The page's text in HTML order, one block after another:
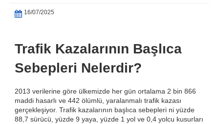
16/07/2025
Trafik Kazalarının Başlıca
Sebepleri Nelerdir?
2013 verilerine göre ülkemizde her gün ortalama 2 bin 866
maddi hasarlı ve 442 ölümlü, yaralanmalı trafik kazası
gerçekleşiyor. Trafik kazalarının başlıca sebepleri ni yüzde
88,7 sürücü, yüzde 9 yaya, yüzde 1 yol ve 0,4 yolcu kusurları